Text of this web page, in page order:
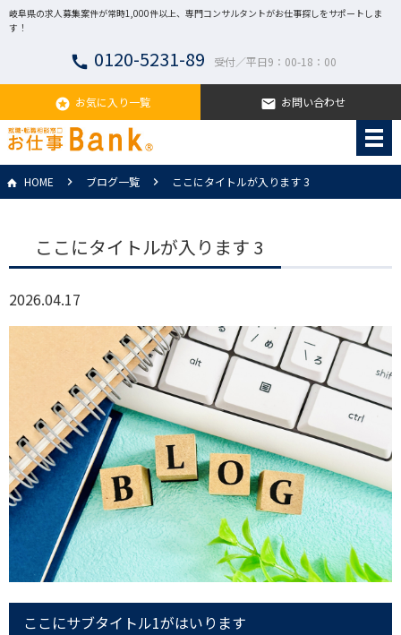
岐阜県の求人募集案件が常時1,000件以上、専門コンサルタントがお仕事探しをサポートしま
す！
call 0120-5231-89 受付／平日9：00-18：00
stars お気に入り一覧 email お問い合わせ
HOME ブログ一覧 ここにタイトルが入ります 3
ここにタイトルが入ります 3
2026.04.17
ここにサブタイトル1がはいります